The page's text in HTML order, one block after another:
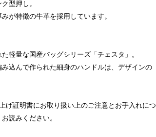
型押し。
が特徴の牛革を採用しています。
軽量な国産バッグシリーズ「チェスタ」。
込んで作られた細身のハンドルは、デザインの
げ証明書にお取り扱い上のご注意とお手入れにつ
読みください。